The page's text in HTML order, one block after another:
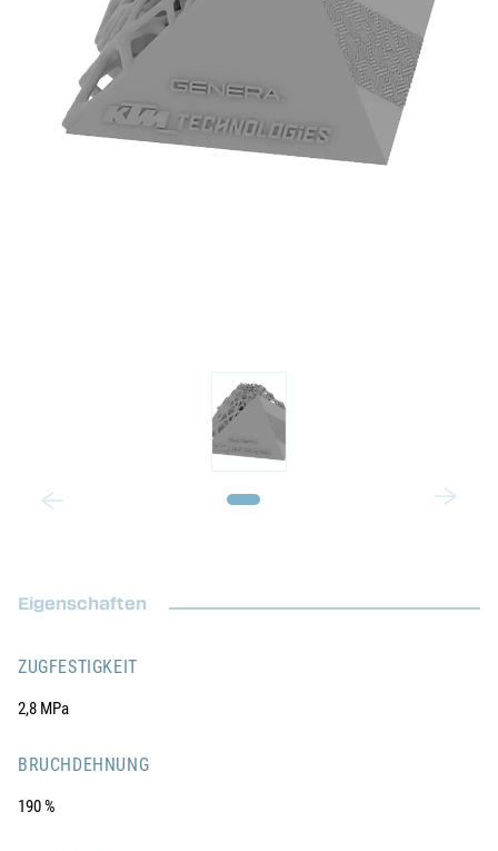
Eigenschaften
ZUGFESTIGKEIT
2,8 MPa
BRUCHDEHNUNG
190 %